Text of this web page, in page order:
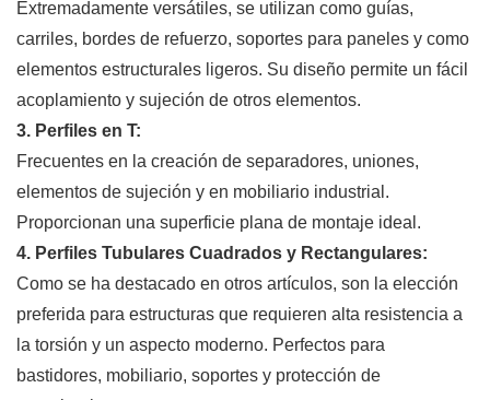
Extremadamente versátiles, se utilizan como guías,
carriles, bordes de refuerzo, soportes para paneles y como
elementos estructurales ligeros. Su diseño permite un fácil
acoplamiento y sujeción de otros elementos.
3. Perfiles en T:
Frecuentes en la creación de separadores, uniones,
elementos de sujeción y en mobiliario industrial.
Proporcionan una superficie plana de montaje ideal.
4. Perfiles Tubulares Cuadrados y Rectangulares:
Como se ha destacado en otros artículos, son la elección
preferida para estructuras que requieren alta resistencia a
la torsión y un aspecto moderno. Perfectos para
bastidores, mobiliario, soportes y protección de